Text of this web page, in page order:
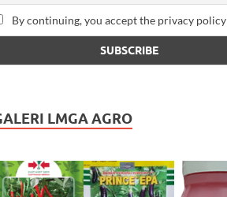
By continuing, you accept the privacy policy
LMGA AGRO